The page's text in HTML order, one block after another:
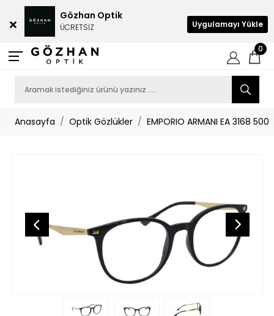
0
Anasayfa Optik Gözlükler EMPORIO ARMANI EA 3168
Gözhan Optik
ÜCRETSİZ Uygulamayı Yükle